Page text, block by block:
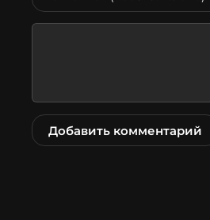
Добавить комментарий